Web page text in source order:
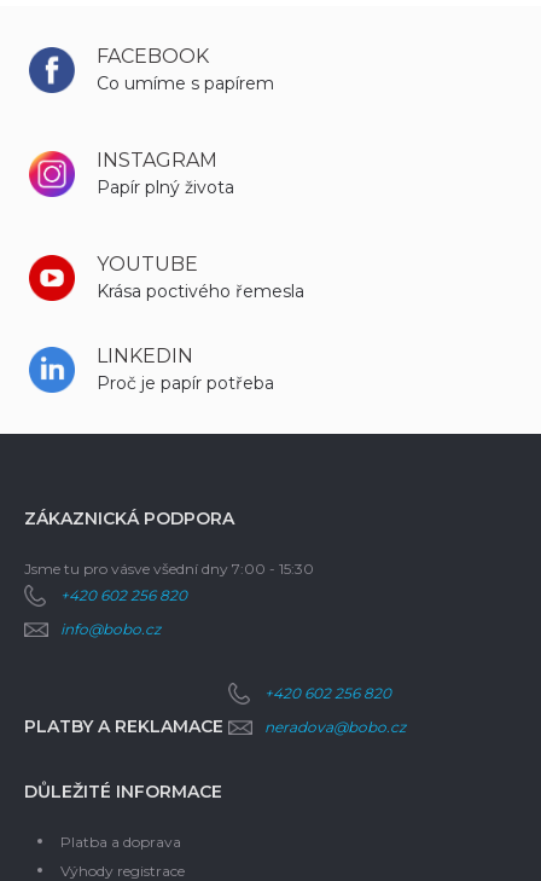
FACEBOOK
Co umíme s papírem
INSTAGRAM
Papír plný života
YOUTUBE
Krása poctivého řemesla
LINKEDIN
Proč je papír potřeba
ZÁKAZNICKÁ PODPORA
Jsme tu pro vásve všední dny 7:00 - 15:30
+420 602 256 820
info@bobo.cz
PLATBY A REKLAMACE
+420 602 256 820
neradova@bobo.cz
DŮLEŽITÉ INFORMACE
Platba a doprava
Výhody registrace